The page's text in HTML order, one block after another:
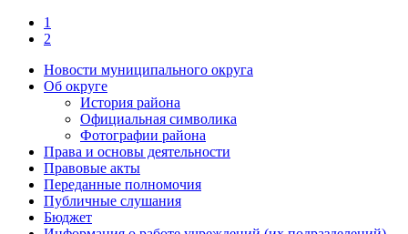
1
2
Новости муниципального округа
Об округе
История района
Официальная символика
Фотографии района
Права и основы деятельности
Правовые акты
Переданные полномочия
Публичные слушания
Бюджет